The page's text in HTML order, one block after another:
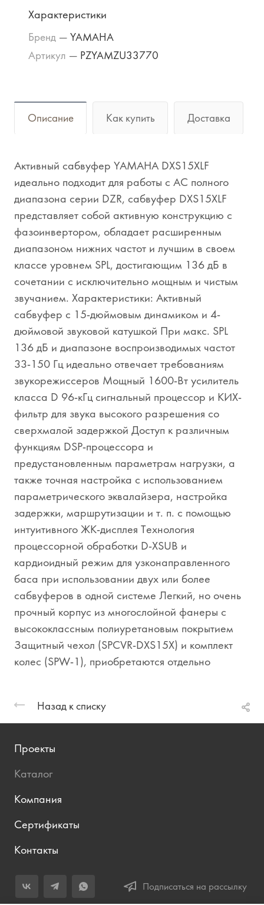
Характеристики
Бренд — YAMAHA
Артикул — PZYAMZU33770
Описание Как купить Доставка
Активный сабвуфер YAMAHA DXS15XLF
идеально подходит для работы с АС полного
диапазона серии DZR, сабвуфер DXS15XLF
представляет собой активную конструкцию с
фазоинвертором, обладает расширенным
диапазоном нижних частот и лучшим в своем
классе уровнем SPL, достигающим 136 дБ в
сочетании с исключительно мощным и чистым
звучанием. Характеристики: Активный
сабвуфер с 15-дюймовым динамиком и 4-
дюймовой звуковой катушкой При макс. SPL
136 дБ и диапазоне воспроизводимых частот
33-150 Гц идеально отвечает требованиям
звукорежиссеров Мощный 1600-Вт усилитель
класса D 96-кГц сигнальный процессор и КИХ-
фильтр для звука высокого разрешения со
сверхмалой задержкой Доступ к различным
функциям DSP-процессора и
предустановленным параметрам нагрузки, а
также точная настройка с использованием
параметрического эквалайзера, настройка
задержки, маршрутизации и т. п. с помощью
интуитивного ЖК-дисплея Технология
процессорной обработки D-XSUB и
кардиоидный режим для узконаправленного
баса при использовании двух или более
сабвуферов в одной системе Легкий, но очень
прочный корпус из многослойной фанеры с
высококлассным полиуретановым покрытием
Защитный чехол (SPCVR-DXS15X) и комплект
колес (SPW-1), приобретаются отдельно
Назад к списку
Проекты
Каталог
Компания
Сертификаты
Контакты
Подписаться на рассылку